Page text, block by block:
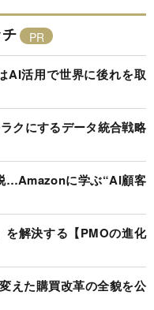
AI活用で世界に後れを取
クにするデータ統合戦略
…Amazonに学ぶ“AI顧客
を解決する【PMOの進化
えた購買改革の全貌を公